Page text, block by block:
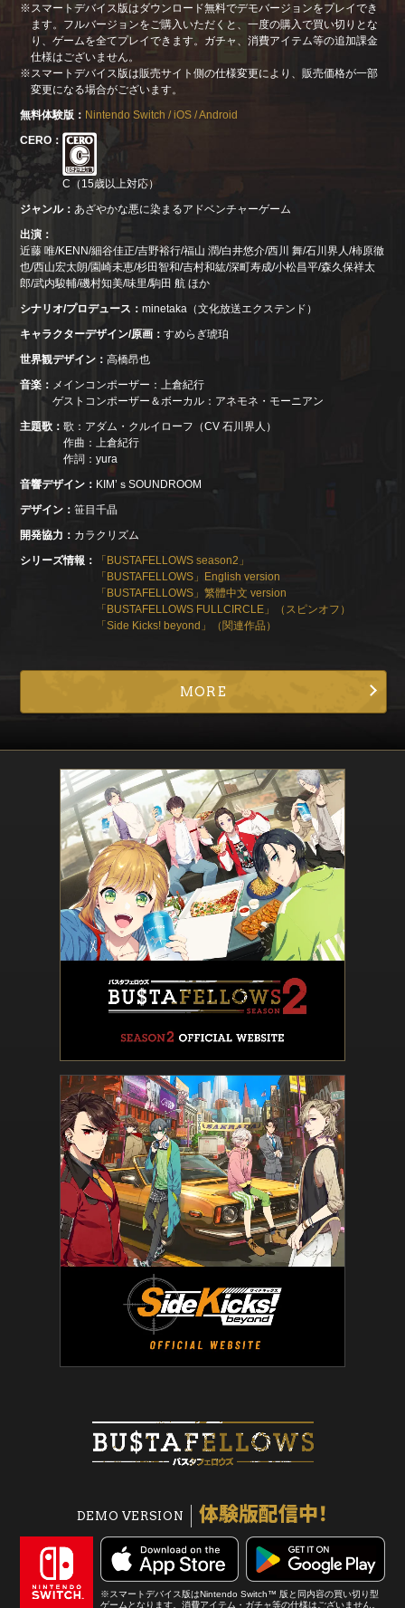
スマートデバイス版はダウンロード無料でデモバージョンをプレイでき
ます。フルバージョンをご購入いただくと、一度の購入で買い切りとな
り、ゲームを全てプレイできます。ガチャ、消費アイテム等の追加課金
仕様はございません。
スマートデバイス版は販売サイト側の仕様変更により、販売価格が一部
変更になる場合がございます。
無料体験版
Nintendo Switch / iOS / Android
CERO
C（15歳以上対応）
ジャンル
あざやかな悪に染まるアドベンチャーゲーム
出演
近藤 唯/KENN/細谷佳正/吉野裕行/福山 潤/白井悠介/西川 舞/石川界人/柿原徹
也/西山宏太朗/園崎未恵/杉田智和/吉村和紘/深町寿成/小松昌平/森久保祥太
郎/武内駿輔/磯村知美/味里/駒田 航 ほか
シナリオ/プロデュース
minetaka（文化放送エクステンド）
キャラクターデザイン/原画
すめらぎ琥珀
世界観デザイン
高橋昂也
音楽
メインコンポーザー：上倉紀行
ゲストコンポーザー＆ボーカル：アネモネ・モーニアン
主題歌
歌：アダム・クルイローフ（CV 石川界人）
作曲：上倉紀行
作詞：yura
音響デザイン
KIM’ｓSOUNDROOM
デザイン
笹目千晶
開発協力
カラクリズム
シリーズ情報
「BUSTAFELLOWS season2」
「BUSTAFELLOWS」English version
「BUSTAFELLOWS」繁體中文 version
「BUSTAFELLOWS FULLCIRCLE」（スピンオフ）
「Side Kicks! beyond」（関連作品）
MORE
DEMO VERSION 体験版配信中！
※スマートデバイス版はNintendo Switch™ 版と同内容の買い切り型
ゲームとなります。消費アイテム・ガチャ等の仕様はございません。